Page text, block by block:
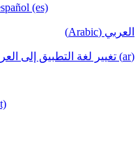
(es)
العربي (Arabic)
(ar) تغيير لغة التطبيق إلى العربية